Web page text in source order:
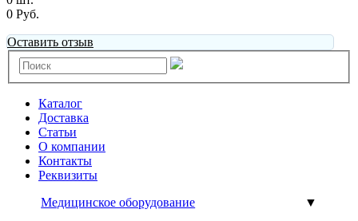
0 Руб.
Оставить отзыв
Каталог
Доставка
Статьи
О компании
Контакты
Реквизиты
Медицинское оборудование
▼